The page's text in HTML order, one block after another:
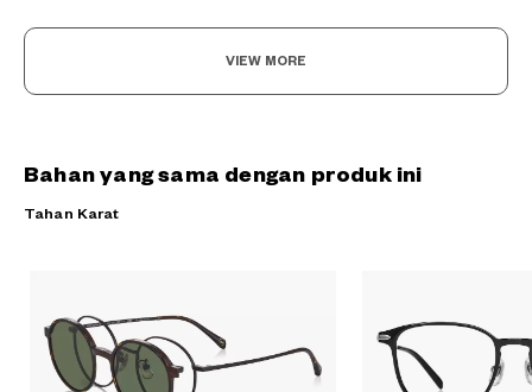
VIEW MORE
Bahan yang sama dengan produk ini
Tahan Karat